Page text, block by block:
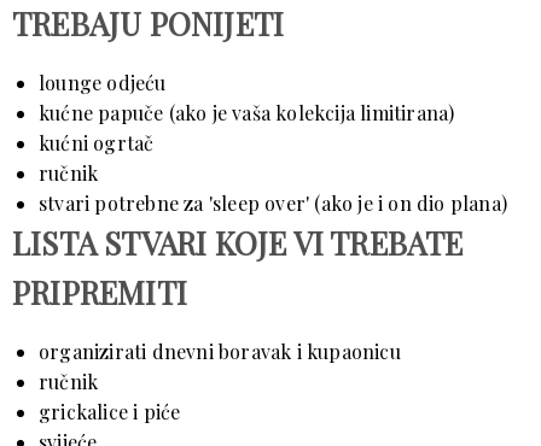
TREBAJU PONIJETI
lounge odjeću
kućne papuče (ako je vaša kolekcija limitirana)
kućni ogrtač
ručnik
stvari potrebne za 'sleep over' (ako je i on dio plana)
LISTA STVARI KOJE VI TREBATE
PRIPREMITI
organizirati dnevni boravak i kupaonicu
ručnik
grickalice i piće